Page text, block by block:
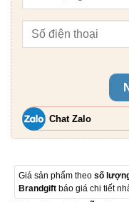
Chat Zalo
Giá sản phẩm theo số
Brandgift báo giá chi tiết